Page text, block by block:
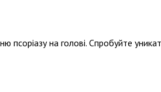
псоріазу на голові. Спробуйте